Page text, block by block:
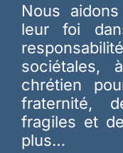
Nous
leur foi
chrétien
fraternité,
fragiles et
plus…